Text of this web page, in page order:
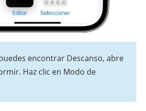
encontrar Descanso, abre
Haz clic en Modo de